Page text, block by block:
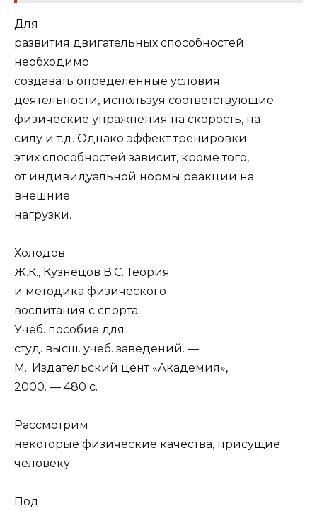
Для
развития двигательных способностей
необходимо
создавать определенные условия
деятельности, используя соответствующие
физические упражнения на скорость, на
силу и т.д. Однако эффект тренировки
этих способностей зависит, кроме того,
от индивидуальной нормы реакции на
внешние
нагрузки.
Холодов
Ж.К., Кузнецов В.С. Теория
и методика физического
воспитания с спорта:
Учеб. пособие для
студ. высш. учеб. заведений. —
М.: Издательский цент «Академия»,
2000. — 480 с.
Рассмотрим
некоторые физические качества, присущие
человеку.
Под